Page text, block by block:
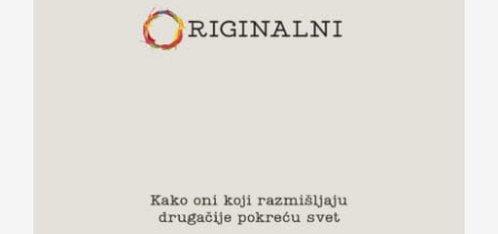
ORIGINALNI – Kako oni koji
razmišljaju drugačije pokreću svet